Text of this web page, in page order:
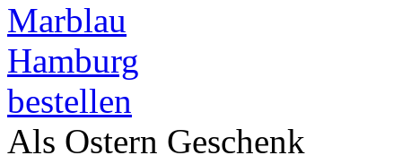
Marblau
Hamburg
bestellen
Als Ostern Geschenk